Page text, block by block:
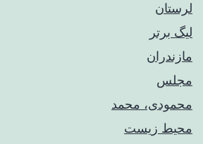
لرستان
لیگ برتر
مازندران
مجلس
محمودی، محمد
محیط زیست